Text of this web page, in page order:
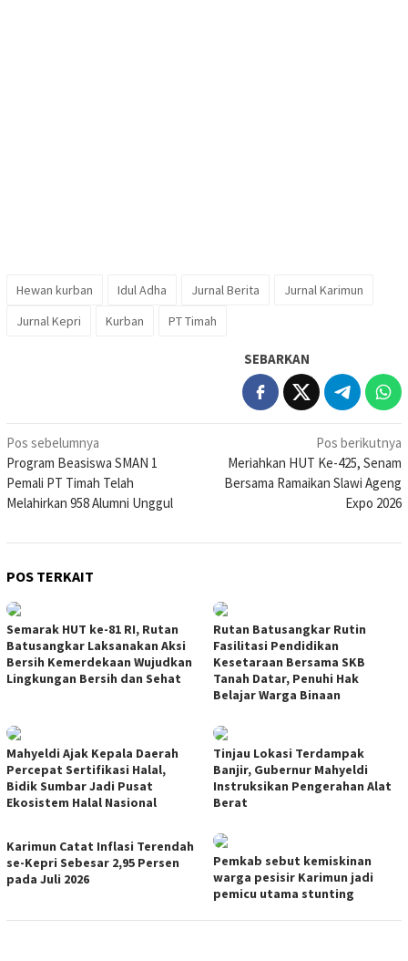
Hewan kurban Idul Adha Jurnal Berita
Jurnal Karimun
Jurnal Kepri
Kurban PT Timah
SEBARKAN
Navigasi
pos
Pos sebelumnya
Program Beasiswa SMAN 1
Pemali PT Timah Telah
Melahirkan 958 Alumni Unggul
Pos berikutnya
Meriahkan HUT Ke-425, Senam
Bersama Ramaikan Slawi Ageng
Expo 2026
POS TERKAIT
Semarak HUT ke-81 RI, Rutan
Batusangkar Laksanakan Aksi
Bersih Kemerdekaan Wujudkan
Lingkungan Bersih dan Sehat
Rutan Batusangkar Rutin
Fasilitasi Pendidikan
Kesetaraan Bersama SKB
Tanah Datar, Penuhi Hak
Belajar Warga Binaan
Mahyeldi Ajak Kepala Daerah
Percepat Sertifikasi Halal,
Bidik Sumbar Jadi Pusat
Ekosistem Halal Nasional
Tinjau Lokasi Terdampak
Banjir, Gubernur Mahyeldi
Instruksikan Pengerahan Alat
Berat
Karimun Catat Inflasi Terendah
se-Kepri Sebesar 2,95 Persen
pada Juli 2026
Pemkab sebut kemiskinan
warga pesisir Karimun jadi
pemicu utama stunting